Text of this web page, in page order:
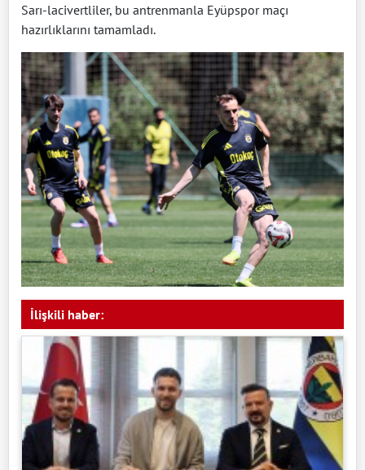
Sarı-lacivertliler, bu antrenmanla Eyüpspor maçı
hazırlıklarını tamamladı.
İlişkili haber: